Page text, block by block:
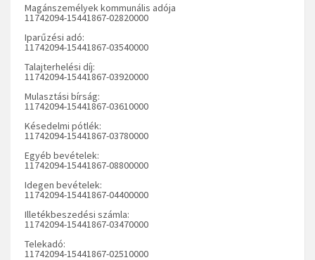
Magánszemélyek kommunális adója
11742094-15441867-02820000
Iparűzési adó:
11742094-15441867-03540000
Talajterhelési díj:
11742094-15441867-03920000
Mulasztási bírság:
11742094-15441867-03610000
Késedelmi pótlék:
11742094-15441867-03780000
Egyéb bevételek:
11742094-15441867-08800000
Idegen bevételek:
11742094-15441867-04400000
Illetékbeszedési számla:
11742094-15441867-03470000
Telekadó:
11742094-15441867-02510000